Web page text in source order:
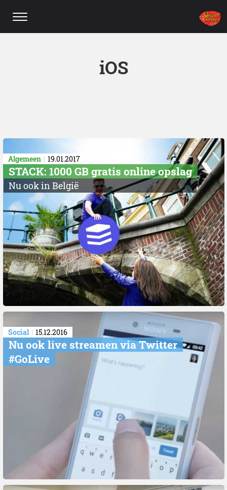
Algemeen 19.01.2017
STACK: 1000 GB gratis online opslag
Nu ook in België
Social 15.12.2016
Nu ook live streamen via Twitter
#GoLive